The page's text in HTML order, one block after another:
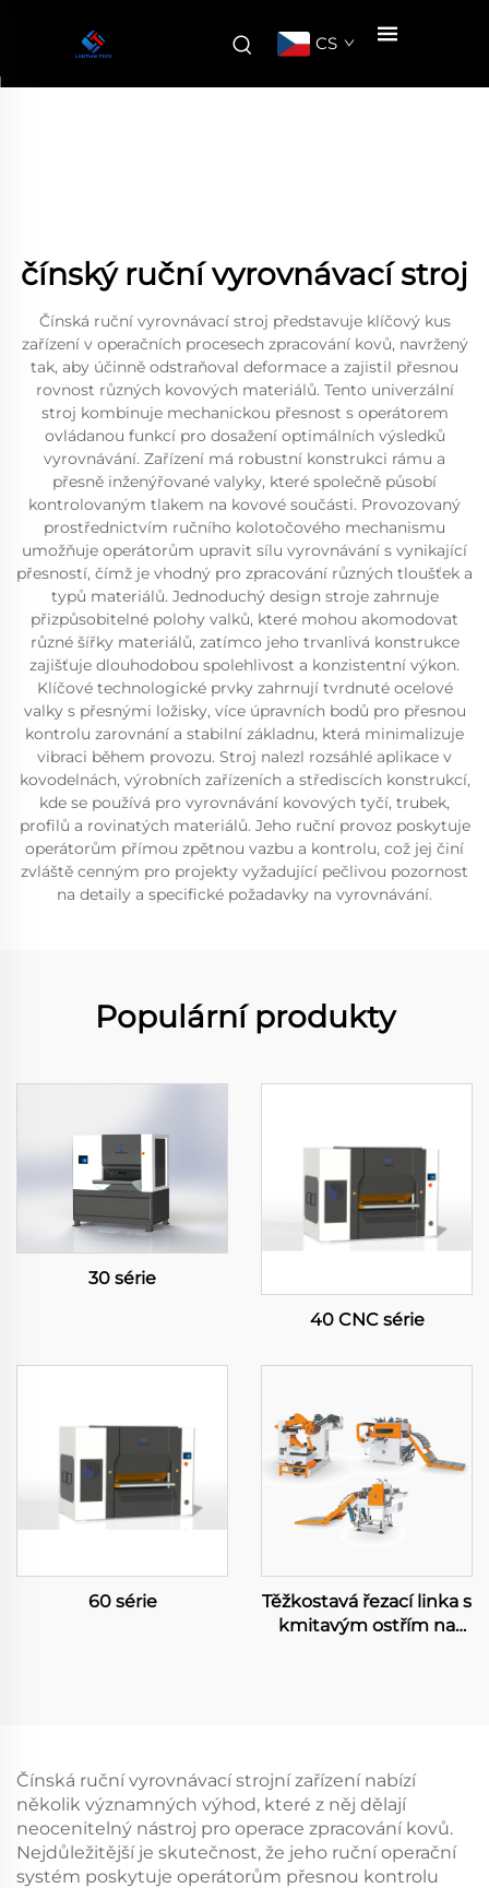
CS
čínský ruční vyrovnávací stroj
Čínská ruční vyrovnávací stroj představuje klíčový kus
zařízení v operačních procesech zpracování kovů, navržený
tak, aby účinně odstraňoval deformace a zajistil přesnou
rovnost různých kovových materiálů. Tento univerzální
stroj kombinuje mechanickou přesnost s operátorem
ovládanou funkcí pro dosažení optimálních výsledků
vyrovnávání. Zařízení má robustní konstrukci rámu a
přesně inženýřované valyky, které společně působí
kontrolovaným tlakem na kovové součásti. Provozovaný
prostřednictvím ručního kolotočového mechanismu
umožňuje operátorům upravit sílu vyrovnávání s vynikající
přesností, čímž je vhodný pro zpracování různých tloušťek a
typů materiálů. Jednoduchý design stroje zahrnuje
přizpůsobitelné polohy valků, které mohou akomodovat
různé šířky materiálů, zatímco jeho trvanlivá konstrukce
zajišťuje dlouhodobou spolehlivost a konzistentní výkon.
Klíčové technologické prvky zahrnují tvrdnuté ocelové
valky s přesnými ložisky, více úpravních bodů pro přesnou
kontrolu zarovnání a stabilní základnu, která minimalizuje
vibraci během provozu. Stroj nalezl rozsáhlé aplikace v
kovodelnách, výrobních zařízeních a střediscích konstrukcí,
kde se používá pro vyrovnávání kovových tyčí, trubek,
profilů a rovinatých materiálů. Jeho ruční provoz poskytuje
operátorům přímou zpětnou vazbu a kontrolu, což jej činí
zvláště cenným pro projekty vyžadující pečlivou pozornost
na detaily a specifické požadavky na vyrovnávání.
Populární produkty
30 série
40 CNC série
60 série
Těžkostavá řezací linka s
kmitavým ostřím na
Čínská ruční vyrovnávací strojní zařízení nabízí
několik významných výhod, které z něj dělají
neocenitelný nástroj pro operace zpracování kovů.
Nejdůležitější je skutečnost, že jeho ruční operační
systém poskytuje operátorům přesnou kontrolu